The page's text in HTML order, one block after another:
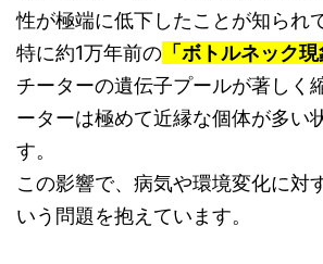
性が極端に低下したことが知られ
特に約1万年前の 「ボトルネック現
チーターの遺伝子プールが著しく
ーターは極めて近縁な個体が多い
す。
この影響で、病気や環境変化に対
いう問題を抱えています。